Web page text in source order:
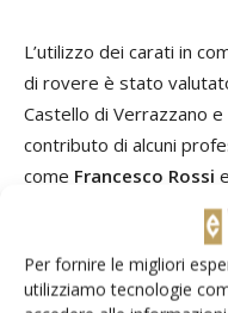
Per fornire le migliori
utilizziamo tecnologie
L’utilizzo dei carati in
di rovere è stato
Castello di Verrazzano
contributo di alcuni
come Francesco Rossi e
condotto le loro
diverse,